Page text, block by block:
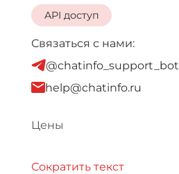
API доступ
Связаться с нами:
@chatinfo_support_bot
help@chatinfo.ru
Цены
Сократить текст